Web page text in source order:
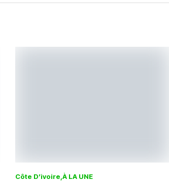
Côte D’ivoire À LA UNE